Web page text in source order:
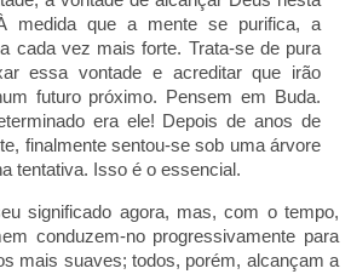
medida que a mente se purifica, a
cada vez mais forte. Trata-se de pura
essa vontade e acreditar que irão
futuro próximo. Pensem em Buda.
era ele! Depois de anos de
finalmente sentou-se sob uma árvore
tentativa. Isso é o essencial.
significado agora, mas, com o tempo,
conduzem-no progressivamente para
mais suaves; todos, porém, alcançam a